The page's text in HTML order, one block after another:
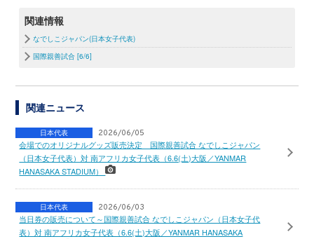
関連情報
なでしこジャパン(日本女子代表)
国際親善試合 [6/6]
関連ニュース
日本代表 2026/06/05
会場でのオリジナルグッズ販売決定 国際親善試合 なでしこジャパン
（日本女子代表）対 南アフリカ女子代表（6.6(土)大阪／YANMAR
HANASAKA STADIUM）
日本代表 2026/06/03
当日券の販売について～国際親善試合 なでしこジャパン（日本女子代
表）対 南アフリカ女子代表（6.6(土)大阪／YANMAR HANASAKA